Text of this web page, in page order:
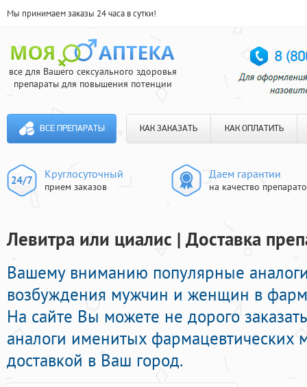
Мы принимаем заказы 24 часа в сутки!
все для Вашего сексуального здоровья
препараты для повышения потенции
ВСЕ ПРЕПАРАТЫ КАК ЗАКАЗАТЬ КАК ОПЛАТИТЬ
Круглосуточный
прием заказов
Даем гарантии
на качество
Левитра или циалис | Доставка
Вашему вниманию популярные
возбуждения мужчин и женщин в
На сайте Вы можете не дорого
аналоги именитых фармацевтических
доставкой в Ваш город.